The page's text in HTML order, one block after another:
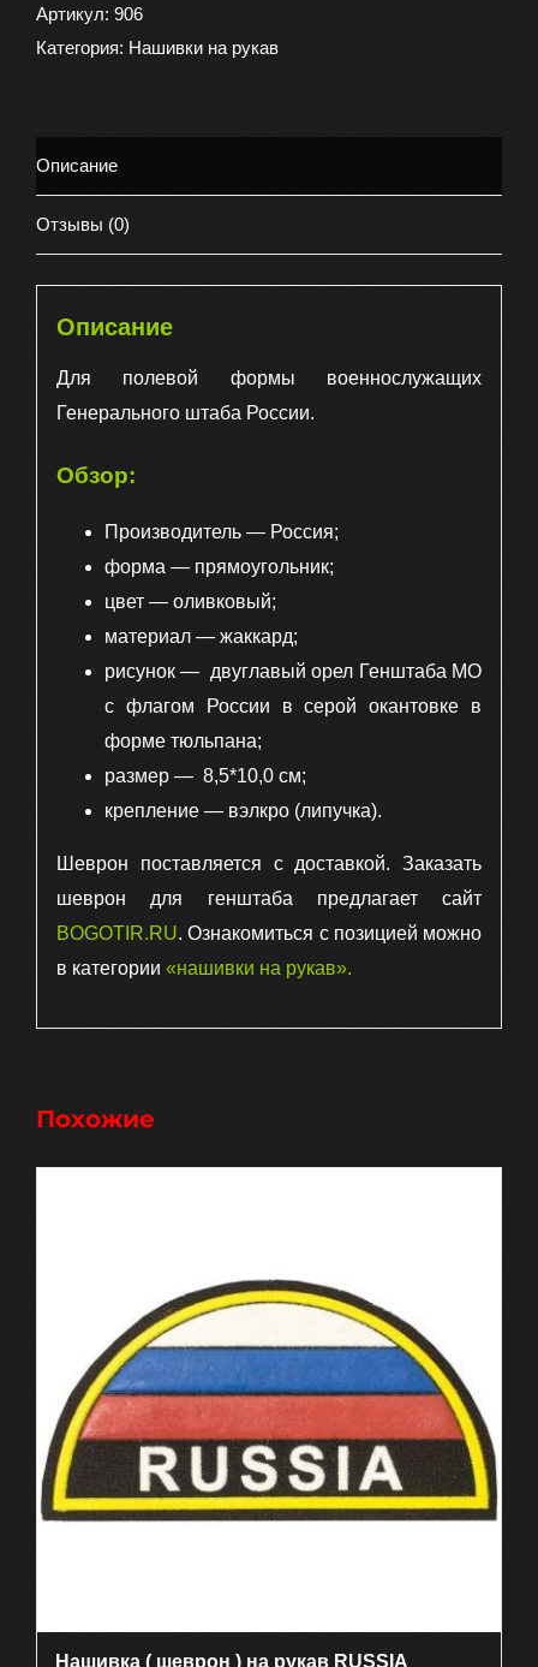
(
шеврон
штаб
вышитая,
Артикул: 906
Категория: Нашивки на рукав
Описание
Отзывы (0)
Описание
Для полевой формы военнослужащих
Генерального штаба России.
Обзор:
Производитель — Россия;
форма — прямоугольник;
цвет — оливковый;
материал — жаккард;
рисунок — двуглавый орел Генштаба МО
с флагом России в серой окантовке в
форме тюльпана;
размер — 8,5*10,0 см;
крепление — вэлкро (липучка).
Шеврон поставляется с доставкой. Заказать
шеврон для генштаба предлагает сайт
BOGOTIR.RU. Ознакомиться с позицией можно
в категории «нашивки на рукав».
Похожие
Нашивка ( шеврон ) на рукав RUSSIA